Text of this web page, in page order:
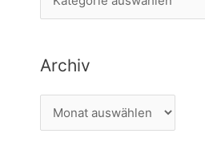
c
h
a
e
Archiv
r